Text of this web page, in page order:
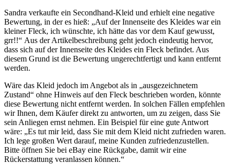
Sandra verkaufte ein Secondhand-Kleid und erhielt eine negative
Bewertung, in der es hieß: „Auf der Innenseite des Kleides war ein
kleiner Fleck, ich wünschte, ich hätte das vor dem Kauf gewusst,
grr!!“ Aus der Artikelbeschreibung geht jedoch eindeutig hervor,
dass sich auf der Innenseite des Kleides ein Fleck befindet. Aus
diesem Grund ist die Bewertung ungerechtfertigt und kann entfernt
werden.
Wäre das Kleid jedoch im Angebot als in „ausgezeichnetem
Zustand“ ohne Hinweis auf den Fleck beschrieben worden, könnte
diese Bewertung nicht entfernt werden. In solchen Fällen empfehlen
wir Ihnen, dem Käufer direkt zu antworten, um zu zeigen, dass Sie
sein Anliegen ernst nehmen. Ein Beispiel für eine gute Antwort
wäre: „Es tut mir leid, dass Sie mit dem Kleid nicht zufrieden waren.
Ich lege großen Wert darauf, meine Kunden zufriedenzustellen.
Bitte öffnen Sie bei eBay eine Rückgabe, damit wir eine
Rückerstattung veranlassen können.“